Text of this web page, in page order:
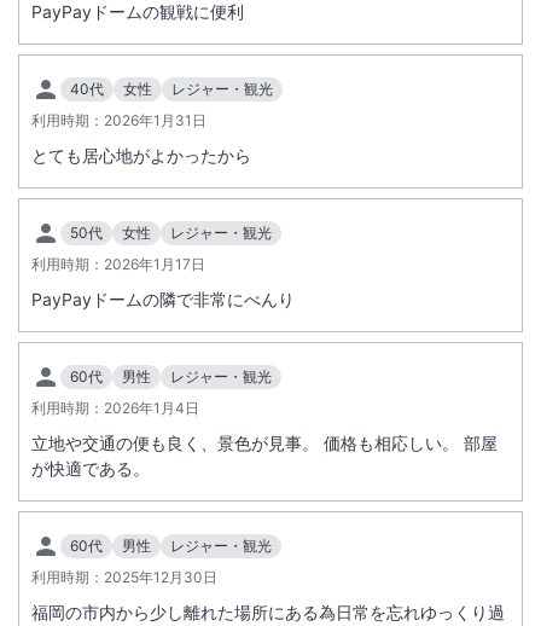
の営業時間が変更となる可能性がございます。
PayPayドームの観戦に便利
40代 女性
レジャー・観光
利用時期： 2026年1月31日
とても居心地がよかったから
50代 女性
レジャー・観光
利用時期： 2026年1月17日
PayPayドームの隣で非常にべんり
60代 男性
レジャー・観光
利用時期： 2026年1月4日
立地や交通の便も良く、景色が見事。 価格も相応しい。 部屋
が快適である。
60代 男性
レジャー・観光
利用時期： 2025年12月30日
福岡の市内から少し離れた場所にある為日常を忘れゆっくり過